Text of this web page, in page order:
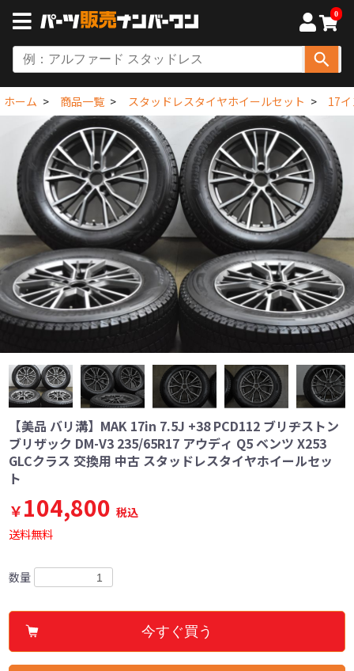
0
ホーム 商品一覧 スタッドレスタイヤホイールセット 17
【美品 バリ溝】MAK 17in 7.5J +38 PCD112 ブリヂストン
ブリザック DM-V3 235/65R17 アウディ Q5 ベンツ X253
GLCクラス 交換用 中古 スタッドレスタイヤホイールセッ
ト
￥104,800 税込
送料無料
数量
今すぐ買う